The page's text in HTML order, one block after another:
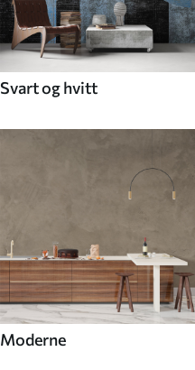
Svart og hvitt
Moderne